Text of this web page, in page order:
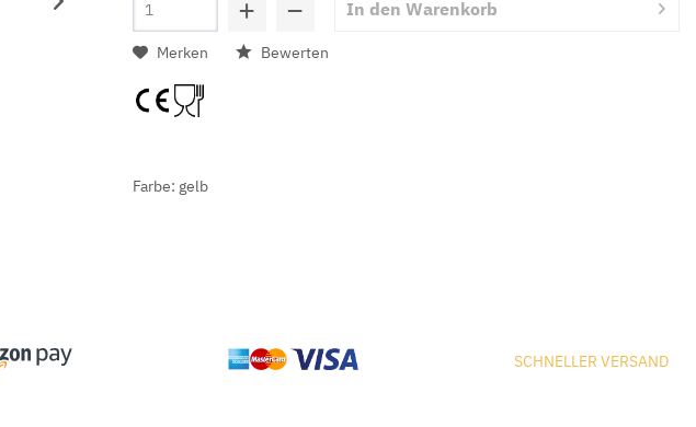
+ − In den Warenkorb
Merken Bewerten
Farbe: gelb
SCHNELLER VERSAND